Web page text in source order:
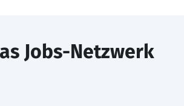
Jobs-Netzwerk